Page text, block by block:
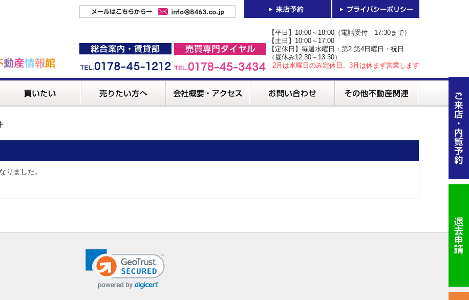
【平日】10:00～18:00（電話受付 17:30まで）
【土日】10:00～17:00
【定休日】毎週水曜日・第2 第4日曜日・祝日
（昼休み12:30～13:30）
2月は水曜日のみ定休日、3月は休まず営業します
りました。